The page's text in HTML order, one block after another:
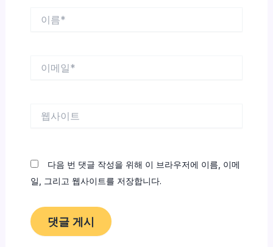
다음 번 댓글 작성을 위해 이 브라우저에 이름, 이메
일, 그리고 웹사이트를 저장합니다.